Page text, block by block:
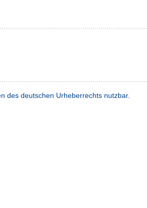
des deutschen Urheberrechts nutzbar.